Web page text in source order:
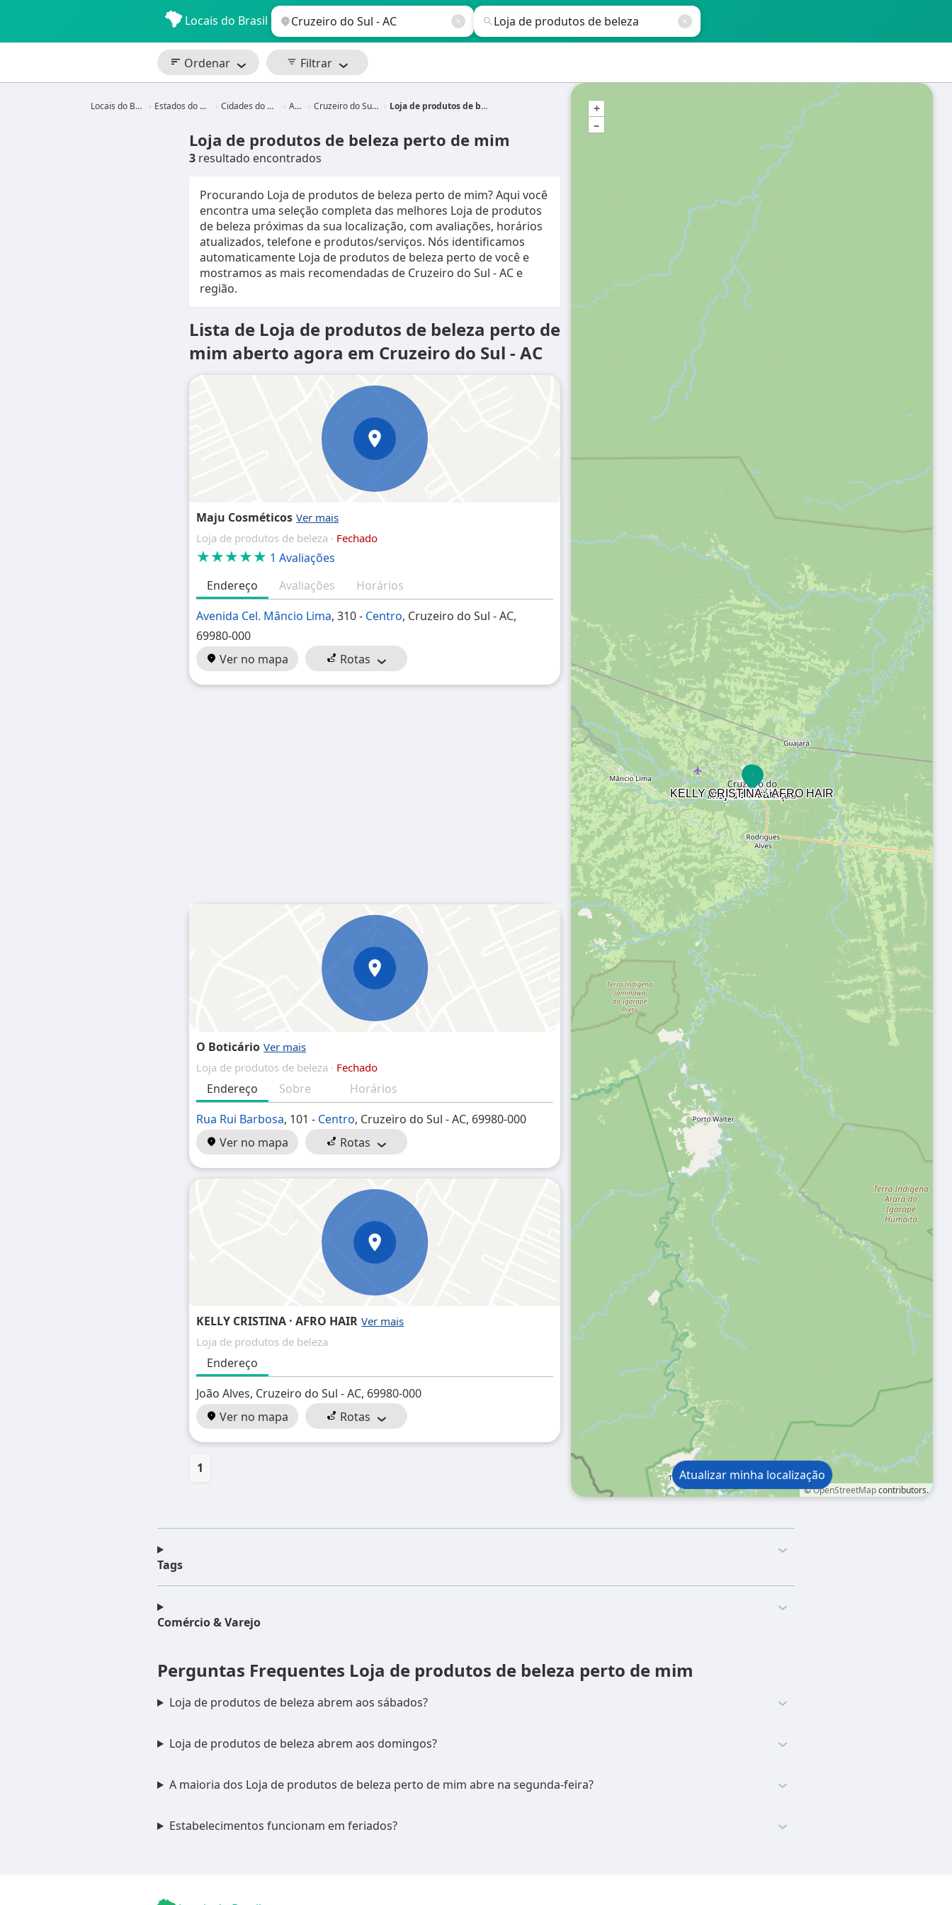
Locais do Brasil
Ordenar Filtrar
Locais do Brasil Estados do Brasil Cidades do Brasil Acre Cruzeiro do Sul - AC Loja de produtos de beleza perto de mim
Loja de produtos de beleza perto de mim
3 resultado encontrados
Procurando Loja de produtos de beleza perto de mim? Aqui você
encontra uma seleção completa das melhores Loja de produtos
de beleza próximas da sua localização, com avaliações, horários
atualizados, telefone e produtos/serviços. Nós identificamos
automaticamente Loja de produtos de beleza perto de você e
mostramos as mais recomendadas de Cruzeiro do Sul - AC e
região.
Lista de Loja de produtos de beleza perto de
mim aberto agora em Cruzeiro do Sul - AC
Maju Cosméticos
Loja de produtos de beleza · Fechado
★★★★★ 1 Avaliações
Endereço
Avaliações
Horários
Avenida Cel. Mâncio Lima, 310 - Centro, Cruzeiro do Sul - AC,
69980-000
Ver no mapa
Rotas
O Boticário
Loja de produtos de beleza · Fechado
Endereço Sobre
Horários
Rua Rui Barbosa, 101 - Centro, Cruzeiro do Sul - AC, 69980-000
Ver no mapa
Rotas
KELLY CRISTINA · AFRO HAIR
Loja de produtos de beleza
Endereço
João Alves, Cruzeiro do Sul - AC, 69980-000
Ver no mapa
Rotas
1
+
–
©OpenStreetMapcontributors.
Atualizar minha localização
Tags
Comércio & Varejo
Perguntas Frequentes Loja de produtos de beleza perto de mim
Loja de produtos de beleza abrem aos sábados?
Loja de produtos de beleza abrem aos domingos?
A maioria dos Loja de produtos de beleza perto de mim abre na segunda-feira?
Estabelecimentos funcionam em feriados?